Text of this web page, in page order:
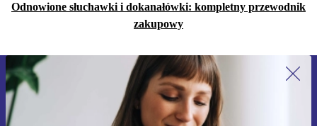
Odnowione słuchawki i dokanałówki: kompletny przewodnik
zakupowy
Zapisz się na nasz newsletter!
Nie przegap żadnej oferty.